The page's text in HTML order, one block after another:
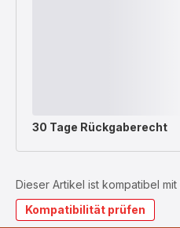
30 Tage Rückgaberecht
Dieser Artikel ist kompatibel mit
Kompatibilität prüfen